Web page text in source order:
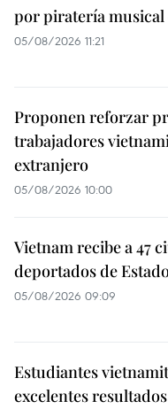
por piratería musical
05/08/2026 11:21
Proponen reforzar
trabajadores
extranjero
05/08/2026 10:00
Vietnam recibe a 47
deportados de
05/08/2026 09:09
Estudiantes
excelentes